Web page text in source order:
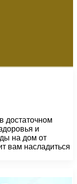
достаточном
и
на дом от
вам насладиться